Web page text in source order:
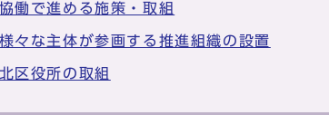
で進める施策・取組
な主体が参画する推進組織の設置
役所の取組